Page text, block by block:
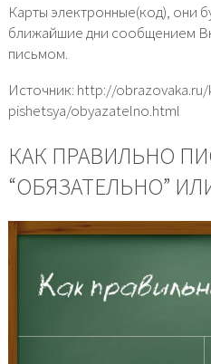
Карты электронные(код), они
ближайшие дни сообщением
письмом.
Источник: http://obrazovaka.ru/
pishetsya/obyazatelno.html
КАК ПРАВИЛЬНО
“ОБЯЗАТЕЛЬНО”